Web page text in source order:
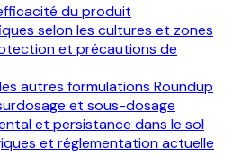
du produit
selon les cultures et zones
et précautions de
autres formulations Roundup
et sous-dosage
et persistance dans le sol
et réglementation actuelle